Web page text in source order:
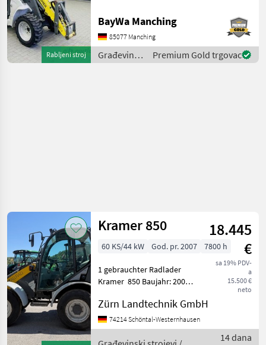
Rabljeni stroj
Schnellwechsler- 3.
Steuerkreis - Allradlenkung
- LED Arbeitsscheinwerfer -
Standartschaufel
BayWa Manching
85077 Manching
Građevinski
strojevi /
Premium Gold trgovac
Kramer 850
18.445
€
sa 19% PDV-
a
15.500 €
neto
60 KS/44 kW God. pr. 2007 7800 h
1 gebrauchter Radlader
Kramer 850 Baujahr: 2007
Seriennummer: 346020528
Erfassungsnummer: 149796
Motor: Deutz Dieselmotor
Leistung: 60
Zürn Landtechnik GmbH
74214 Schöntal-Westernhausen
14 dana